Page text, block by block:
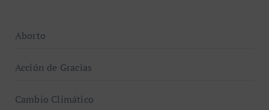
Aborto
Acción de Gracias
Cambio Climático